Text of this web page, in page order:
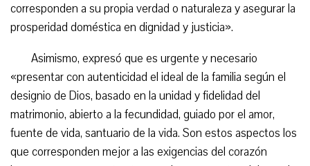
corresponden a su propia verdad o naturaleza y asegurar la
prosperidad doméstica en dignidad y justicia».
Asimismo, expresó que es urgente y necesario
«presentar con autenticidad el ideal de la familia según el
designio de Dios, basado en la unidad y fidelidad del
matrimonio, abierto a la fecundidad, guiado por el amor,
fuente de vida, santuario de la vida. Son estos aspectos los
que corresponden mejor a las exigencias del corazón